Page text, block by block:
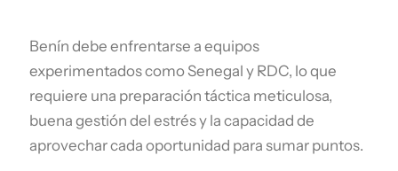
Benín debe enfrentarse a equipos
experimentados como Senegal y RDC, lo que
requiere una preparación táctica meticulosa,
buena gestión del estrés y la capacidad de
aprovechar cada oportunidad para sumar puntos.